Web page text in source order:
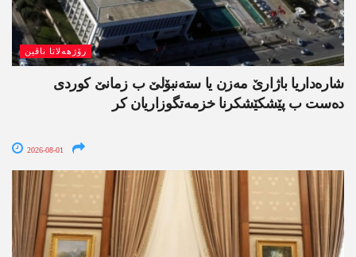
رۆژھەلاتا ناڤین
شارەداریا باژارێ مەزن یا ستەنبۆلێ ب زمانێ کوردی
دەست ب پێشکێشکرنا خزمەتگوزاریان کر
2026-08-01